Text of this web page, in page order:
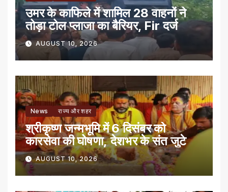
उमर के काफिले में शामिल 28 वाहनों ने
तोड़ा टोल प्लाजा का बैरियर, Fir दर्ज
AUGUST 10, 2026
News राज्य और शहर
श्रीकृष्ण जन्मभूमि में 6 दिसंबर को
कारसेवा की घोषणा, देशभर के संत जुटे
AUGUST 10, 2026